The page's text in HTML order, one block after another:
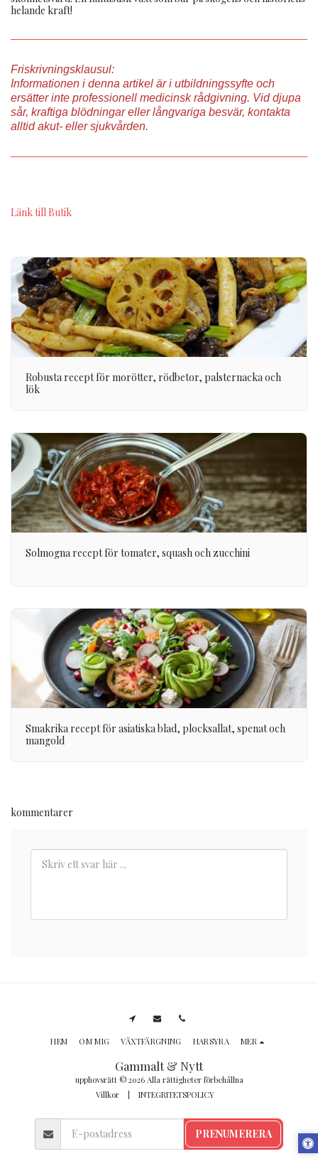
helande kraft!
Friskrivningsklausul:
Informationen i denna artikel är i utbildningssyfte och
ersätter inte professionell medicinsk rådgivning. Vid djupa
sår, kraftiga blödningar eller långvariga besvär, kontakta
alltid akut- eller sjukvården.
Länk till Butik
Robusta recept för morötter, rödbetor, palsternacka och
lök
Solmogna recept för tomater, squash och zucchini
Smakrika recept för asiatiska blad, plocksallat, spenat och
mangold
kommentarer
Gammalt & Nytt
upphovsrätt © 2026 Alla rättigheter förbehållna
Villkor| INTEGRITETSPOLICY
HEM OM MIG VÄXTFÄRGNING HARSYRA MER
PRENUMERERA